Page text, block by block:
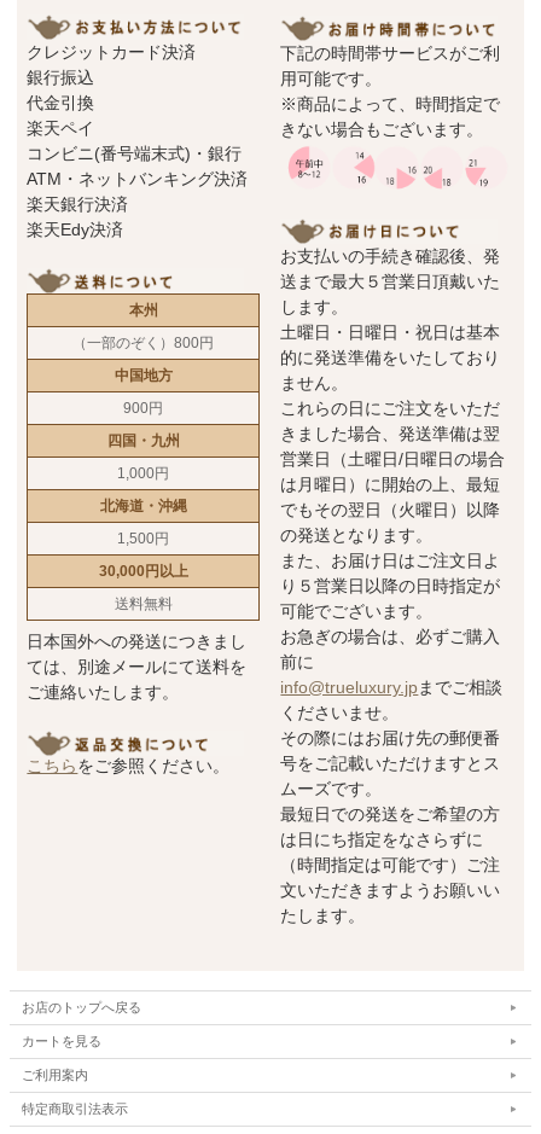
クレジットカード決済
銀行振込
代金引換
楽天ペイ
コンビニ(番号端末式)・銀行
ATM・ネットバンキング決済
楽天銀行決済
楽天Edy決済
本州
（一部のぞく）800円
中国地方
900円
四国・九州
1,000円
北海道・沖縄
1,500円
30,000円以上
送料無料
日本国外への発送につきまし
ては、別途メールにて送料を
ご連絡いたします。
こちらをご参照ください。
下記の時間帯サービスがご利
用可能です。
※商品によって、時間指定で
きない場合もございます。
お支払いの手続き確認後、発
送まで最大５営業日頂戴いた
します。
土曜日・日曜日・祝日は基本
的に発送準備をいたしており
ません。
これらの日にご注文をいただ
きました場合、発送準備は翌
営業日（土曜日/日曜日の場合
は月曜日）に開始の上、最短
でもその翌日（火曜日）以降
の発送となります。
また、お届け日はご注文日よ
り５営業日以降の日時指定が
可能でございます。
お急ぎの場合は、必ずご購入
前に
info@trueluxury.jpまでご相談
くださいませ。
その際にはお届け先の郵便番
号をご記載いただけますとス
ムーズです。
最短日での発送をご希望の方
は日にち指定をなさらずに
（時間指定は可能です）ご注
文いただきますようお願いい
たします。
お店のトップへ戻る
カートを見る
ご利用案内
特定商取引法表示